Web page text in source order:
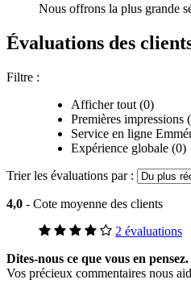
Nous offrons la plus grande
Évaluations des
Filtre :
Afficher tout (0)
Premières impressions
Service en ligne
Expérience globale (0)
Trier les évaluations par :
4,0 - Cote moyenne des clients
2 évaluations
Dites-nous ce que vous en pensez.
Vos précieux commentaires nous